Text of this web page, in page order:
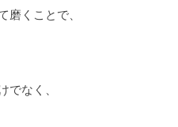
くことで、
でなく、